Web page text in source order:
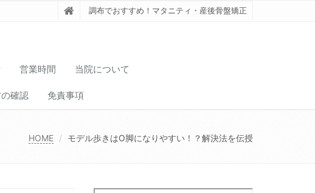
調布でおすすめ！マタニティ・産後骨盤矯正
営業時間 当院について
確認 免責事項
HOME モデル歩きはO脚になりやすい！？解決法を伝授